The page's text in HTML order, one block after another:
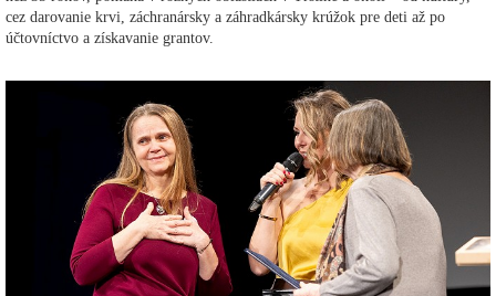
cez darovanie krvi, záchranársky a záhradkársky krúžok pre deti až po
účtovníctvo a získavanie grantov.